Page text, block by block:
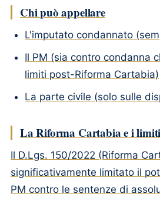
Chi può appellare
L'imputato condannato
Il PM (sia contro condanna
limiti post-Riforma Cartabia)
La parte civile (solo sulle
La Riforma Cartabia e i
Il D.Lgs. 150/2022 (Riforma
significativamente limitato il
PM contro le sentenze di